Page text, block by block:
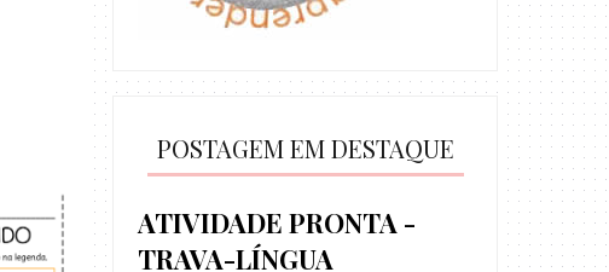
POSTAGEM EM DESTAQUE
ATIVIDADE PRONTA -
TRAVA-LÍNGUA